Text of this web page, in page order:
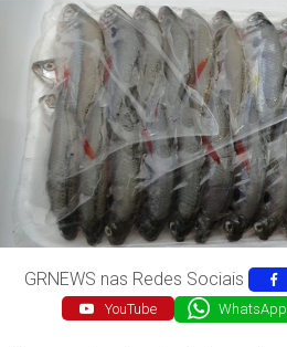
GRNEWS nas Redes Sociais
YouTube
WhatsApp